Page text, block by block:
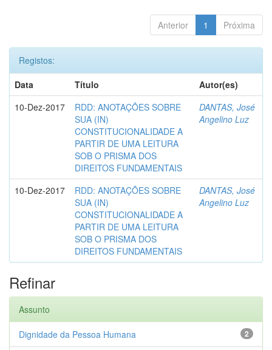
Anterior 1 Próxima
Registos:
Data
Título
Autor(es)
10-Dez-2017
RDD: ANOTAÇÕES SOBRE
SUA (IN)
CONSTITUCIONALIDADE A
PARTIR DE UMA LEITURA
SOB O PRISMA DOS
DIREITOS FUNDAMENTAIS
DANTAS, José
Angelino Luz
10-Dez-2017
RDD: ANOTAÇÕES SOBRE
SUA (IN)
CONSTITUCIONALIDADE A
PARTIR DE UMA LEITURA
SOB O PRISMA DOS
DIREITOS FUNDAMENTAIS
DANTAS, José
Angelino Luz
Refinar
Assunto
2
Dignidade da Pessoa Humana